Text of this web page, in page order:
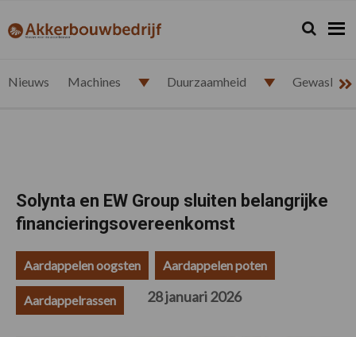
de
de
de
de
akkerbouwbedrijf.nl Zoeken...
Zoek
Nieuws Machines Duurzaamheid
Solynta en EW Group sluiten belangrijke
financieringsovereenkomst
Aardappelen oogsten Aardappelen poten
Aardappelrassen 28 januari 2026